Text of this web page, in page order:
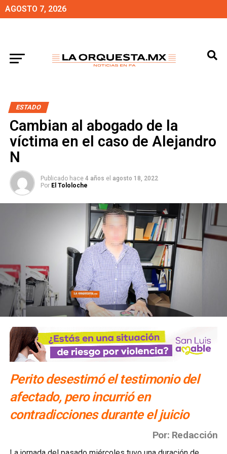
AGOSTO 7, 2026
ESTADO
Cambian al abogado de la
víctima en el caso de Alejandro
N
Publicado hace 4 años el agosto 18, 2022
Por El Tololoche
Perito desestimó el testimonio del
afectado, pero incurrió en
contradicciones durante el juicio
Por: Redacción